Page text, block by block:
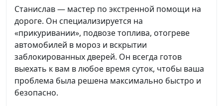
Станислав — мастер по экстренной помощи на
дороге. Он специализируется на
«прикуривании», подвозе топлива, отогреве
автомобилей в мороз и вскрытии
заблокированных дверей. Он всегда готов
выехать к вам в любое время суток, чтобы ваша
проблема была решена максимально быстро и
безопасно.